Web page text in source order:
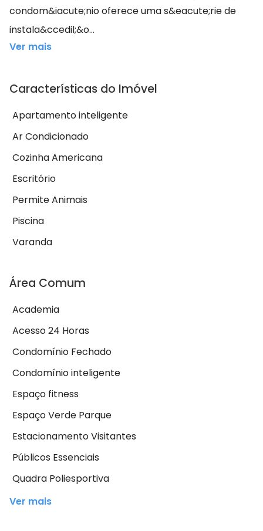
condom&iacute;nio oferece uma s&eacute;rie de
instala&ccedil;&o...
Ver mais
Características do Imóvel
Apartamento inteligente
Ar Condicionado
Cozinha Americana
Escritório
Permite Animais
Piscina
Varanda
Área Comum
Academia
Acesso 24 Horas
Condomínio Fechado
Condomínio inteligente
Espaço fitness
Espaço Verde Parque
Estacionamento Visitantes
Públicos Essenciais
Quadra Poliesportiva
Ver mais